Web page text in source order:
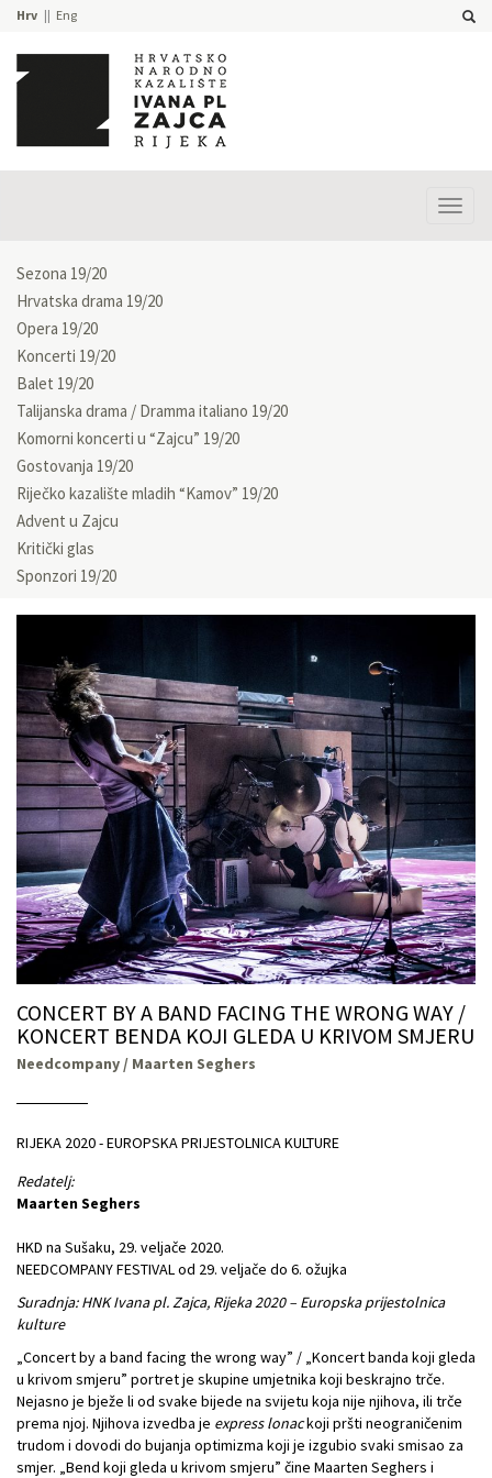
Hrv Eng
Sezona 19/20
Hrvatska drama 19/20
Opera 19/20
Koncerti 19/20
Balet 19/20
Talijanska drama / Dramma italiano 19/20
Komorni koncerti u “Zajcu” 19/20
Gostovanja 19/20
Riječko kazalište mladih “Kamov” 19/20
Advent u Zajcu
Kritički glas
Sponzori 19/20
CONCERT BY A BAND FACING THE WRONG WAY /
KONCERT BENDA KOJI GLEDA U KRIVOM SMJERU
Needcompany / Maarten Seghers
RIJEKA 2020 - EUROPSKA PRIJESTOLNICA KULTURE
Redatelj:
Maarten Seghers
HKD na Sušaku, 29. veljače 2020.
NEEDCOMPANY FESTIVAL od 29. veljače do 6. ožujka
Suradnja: HNK Ivana pl. Zajca, Rijeka 2020 – Europska prijestolnica
kulture
„Concert by a band facing the wrong way” / „Koncert banda koji gleda
u krivom smjeru” portret je skupine umjetnika koji beskrajno trče.
Nejasno je bježe li od svake bijede na svijetu koja nije njihova, ili trče
prema njoj. Njihova izvedba je express lonackoji pršti neograničenim
trudom i dovodi do bujanja optimizma koji je izgubio svaki smisao za
smjer. „Bend koji gleda u krivom smjeru” čine Maarten Seghers i